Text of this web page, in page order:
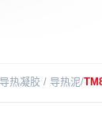
热凝胶 / 导热泥/